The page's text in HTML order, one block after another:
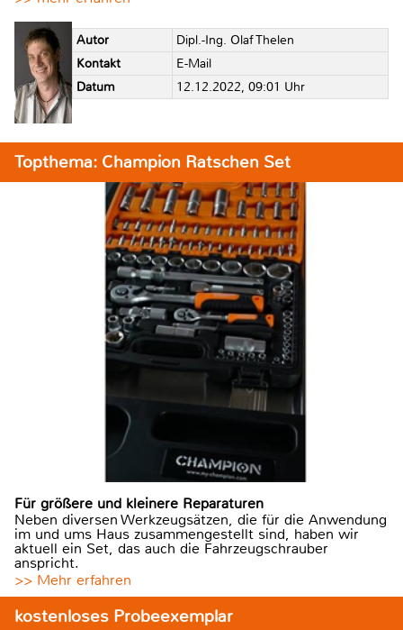
Autor
Dipl.-Ing. Olaf Thelen
Kontakt
E-Mail
Datum
12.12.2022, 09:01 Uhr
Topthema: Champion Ratschen Set
Für größere und kleinere Reparaturen
Neben diversen Werkzeugsätzen, die für die Anwendung
im und ums Haus zusammengestellt sind, haben wir
aktuell ein Set, das auch die Fahrzeugschrauber
anspricht.
>> Mehr erfahren
kostenloses Probeexemplar